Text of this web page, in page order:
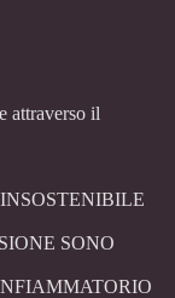
attraverso il
SONO